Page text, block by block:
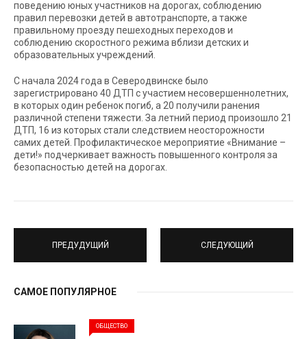
поведению юных участников на дорогах, соблюдению
правил перевозки детей в автотранспорте, а также
правильному проезду пешеходных переходов и
соблюдению скоростного режима вблизи детских и
образовательных учреждений.
С начала 2024 года в Северодвинске было
зарегистрировано 40 ДТП с участием несовершеннолетних,
в которых один ребенок погиб, а 20 получили ранения
различной степени тяжести. За летний период произошло 21
ДТП, 16 из которых стали следствием неосторожности
самих детей. Профилактическое мероприятие «Внимание –
дети!» подчеркивает важность повышенного контроля за
безопасностью детей на дорогах.
ПРЕДУДУЩИЙ СЛЕДУЮЩИЙ
САМОЕ ПОПУЛЯРНОЕ
ОБЩЕСТВО